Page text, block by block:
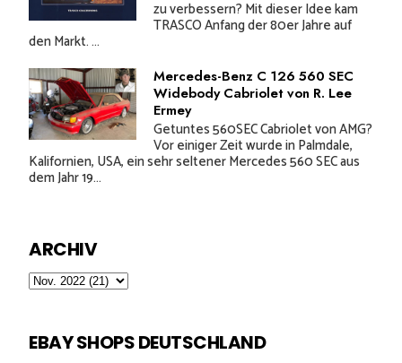
zu verbessern? Mit dieser Idee kam
TRASCO Anfang der 80er Jahre auf
den Markt. ...
Mercedes-Benz C 126 560 SEC
Widebody Cabriolet von R. Lee
Ermey
Getuntes 560SEC Cabriolet von AMG?
Vor einiger Zeit wurde in Palmdale,
Kalifornien, USA, ein sehr seltener Mercedes 560 SEC aus
dem Jahr 19...
ARCHIV
EBAY SHOPS DEUTSCHLAND